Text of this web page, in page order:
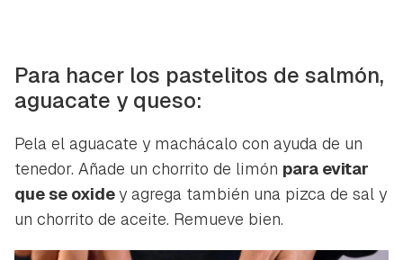
Para hacer los pastelitos de salmón,
aguacate y queso:
Pela el aguacate y machácalo con ayuda de un
tenedor. Añade un chorrito de limón para evitar
que se oxidey agrega también una pizca de sal y
un chorrito de aceite. Remueve bien.